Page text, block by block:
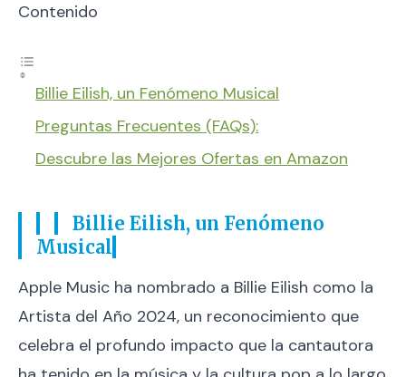
Contenido
Billie Eilish, un Fenómeno Musical
Preguntas Frecuentes (FAQs):
Descubre las Mejores Ofertas en Amazon
Billie Eilish, un Fenómeno
Musical
Apple Music ha nombrado a Billie Eilish como la
Artista del Año 2024, un reconocimiento que
celebra el profundo impacto que la cantautora